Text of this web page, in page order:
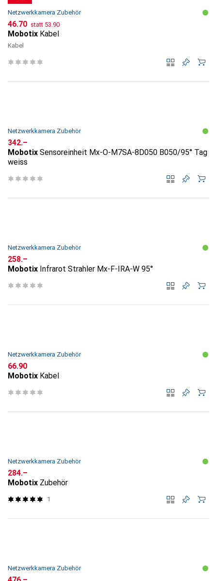
Netzwerkkamera Zubehör
CHF
46.70 statt CHF
53.90
Mobotix Kabel
Kabel
Netzwerkkamera Zubehör
CHF
342.–
Mobotix Sensoreinheit Mx-O-M7SA-8D050 B050/95° Tag
weiss
Netzwerkkamera Zubehör
CHF
258.–
Mobotix Infrarot Strahler Mx-F-IRA-W 95°
Netzwerkkamera Zubehör
CHF
66.90
Mobotix Kabel
Netzwerkkamera Zubehör
CHF
284.–
Mobotix Zubehör
1
Netzwerkkamera Zubehör